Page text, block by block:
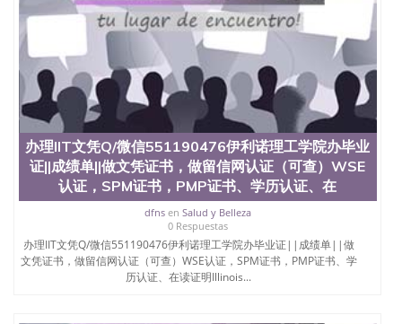
茅的毕业薪资，浓厚的多元化学术氛围，杰出的本科
教育质量，被《福克斯》杂志评选为全美50强公立综
合性大学，每年有来自世界各地的成百上千的海外学
生前往求学。 至今，这是一所在世界上享有学术地
位、声誉、实习机会和影响力的高等教育机构，并获
誉为美国本科教育质量的核心代表。其计算机系与会
计系更是在当今美国大学教学排名中表现优异。其毕
业生大多可以在其所处地域的世界硅谷中心得到工作
机会。许多硅谷公司甚至在学生大三和大四的学期提
供许多相应科系的实习机会。无论是加州大学系统
(UC)，还是加州州立大学系统(CSU), 圣何塞州立大学
都占据着加州所有大学中的地理位置。 圣何塞州立大
学座落于硅谷(Silicon Valley), 于附近的旧金山-圣何塞
地区为全美的重要科技中心。约有学生三万人，超过
134种学士学科和65个硕士学科，并有来自世界60余
国的学生来此就读。其有名的科系如计算机科学，电
子工程学，工商管理学，艺术设计，和航空学等，深
办理IIT文凭Q/微信551190476伊利诺理工学院办毕业
证||成绩单||做文凭证书，做留信网认证（可查）WSE
认证，SPM证书，PMP证书、学历认证、在
dfnsen Salud y Belleza
0 Respuestas
办理IIT文凭Q/微信551190476伊利诺理工学院办毕业证||成绩单||做
文凭证书，做留信网认证（可查）WSE认证，SPM证书，PMP证书、学
历认证、在读证明Illinois...